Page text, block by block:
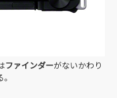
ファインダーがないかわり